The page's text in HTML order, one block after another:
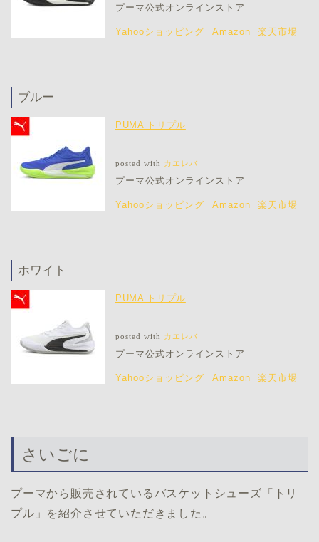
プーマ公式オンラインストア
Yahooショッピング Amazon 楽天市場
ブルー
PUMA トリプル
posted with カエレバ
プーマ公式オンラインストア
Yahooショッピング Amazon 楽天市場
ホワイト
PUMA トリプル
posted with カエレバ
プーマ公式オンラインストア
Yahooショッピング Amazon 楽天市場
さいごに
プーマから販売されているバスケットシューズ「トリ
プル」を紹介させていただきました。